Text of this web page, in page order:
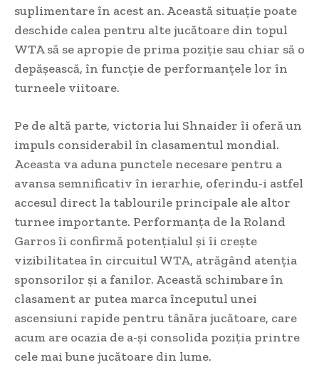
suplimentare în acest an. Această situație poate
deschide calea pentru alte jucătoare din topul
WTA să se apropie de prima poziție sau chiar să o
depășească, în funcție de performanțele lor în
turneele viitoare.
Pe de altă parte, victoria lui Shnaider îi oferă un
impuls considerabil în clasamentul mondial.
Aceasta va aduna punctele necesare pentru a
avansa semnificativ în ierarhie, oferindu-i astfel
accesul direct la tablourile principale ale altor
turnee importante. Performanța de la Roland
Garros îi confirmă potențialul și îi crește
vizibilitatea în circuitul WTA, atrăgând atenția
sponsorilor și a fanilor. Această schimbare în
clasament ar putea marca începutul unei
ascensiuni rapide pentru tânăra jucătoare, care
acum are ocazia de a-și consolida poziția printre
cele mai bune jucătoare din lume.